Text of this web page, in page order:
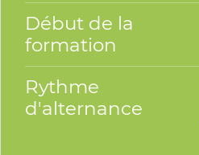
Début de la
formation
Rythme
d'alternance